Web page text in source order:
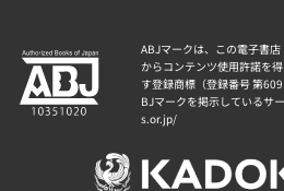
ABJマークは、この電子書
からコンテンツ使用許諾を
す登録商標（登録番号 第
BJマークを掲示しているサ
s.or.jp/